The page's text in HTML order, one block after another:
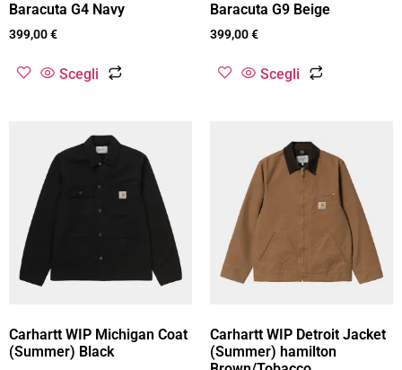
Baracuta G4 Navy
399,00€
Scegli
Baracuta G9 Beige
399,00€
Scegli
Carhartt WIP Michigan Coat
(Summer) Black
Carhartt WIP Detroit Jacket
(Summer) hamilton